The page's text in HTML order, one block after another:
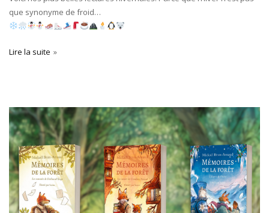
que synonyme de froid…
Lire la suite